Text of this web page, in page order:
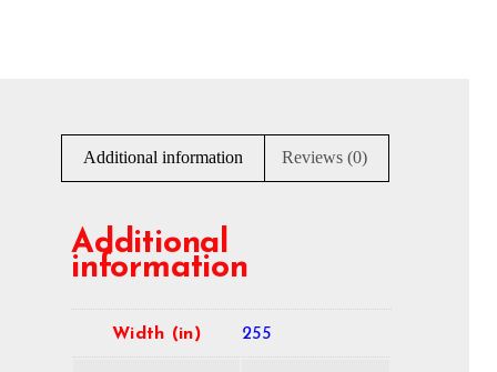
Additional information Reviews (0)
Additional
information
Width (in) 255